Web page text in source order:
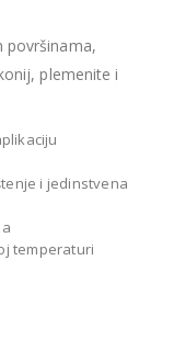
površinama,
plemenite i
i jedinstvena
temperaturi